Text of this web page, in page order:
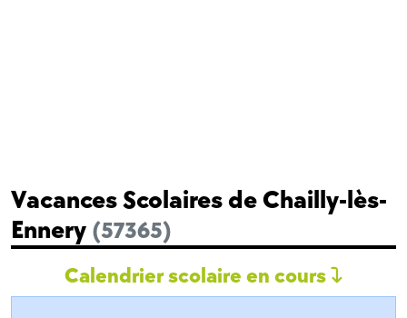
Vacances Scolaires de Chailly-lès-
Ennery (57365)
Calendrier scolaire en cours